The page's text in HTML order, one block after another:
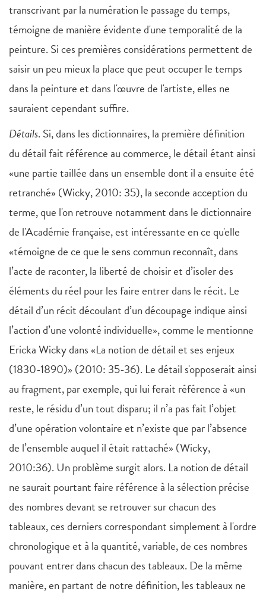
transcrivant par la numération le passage du temps,
témoigne de manière évidente d'une temporalité de la
peinture. Si ces premières considérations permettent de
saisir un peu mieux la place que peut occuper le temps
dans la peinture et dans l'œuvre de l'artiste, elles ne
sauraient cependant suffire.
Détails. Si, dans les dictionnaires, la première définition
du détail fait référence au commerce, le détail étant ainsi
«une partie taillée dans un ensemble dont il a ensuite été
retranché» (Wicky, 2010: 35), la seconde acception du
terme, que l'on retrouve notamment dans le dictionnaire
de l'Académie française, est intéressante en ce qu'elle
«témoigne de ce que le sens commun reconnaît, dans
l’acte de raconter, la liberté de choisir et d’isoler des
éléments du réel pour les faire entrer dans le récit. Le
détail d’un récit découlant d’un découpage indique ainsi
l’action d’une volonté individuelle», comme le mentionne
Ericka Wicky dans «La notion de détail et ses enjeux
(1830-1890)» (2010: 35-36). Le détail s'opposerait ainsi
au fragment, par exemple, qui lui ferait référence à «un
reste, le résidu d’un tout disparu; il n’a pas fait l’objet
d’une opération volontaire et n’existe que par l’absence
de l’ensemble auquel il était rattaché» (Wicky,
2010:36). Un problème surgit alors. La notion de détail
ne saurait pourtant faire référence à la sélection précise
des nombres devant se retrouver sur chacun des
tableaux, ces derniers correspondant simplement à l'ordre
chronologique et à la quantité, variable, de ces nombres
pouvant entrer dans chacun des tableaux. De la même
manière, en partant de notre définition, les tableaux ne